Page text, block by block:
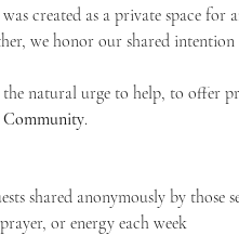
created as a private space
we honor our shared
natural urge to help, to offer
Community.
shared anonymously by those
or energy each week